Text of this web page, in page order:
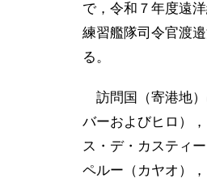
で，令和７年度遠
練習艦隊司令官渡
る。
訪問国（寄港地）
バーおよびヒロ）
ス・デ・カスティ
ペルー（カヤオ）